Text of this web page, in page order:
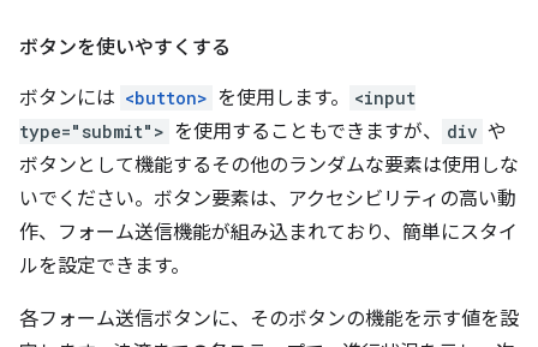
ボタンを使いやすくする
ボタンには <button> を使用します。
<input
type="submit"> を使用することもできますが、 div や
ボタンとして機能するその他のランダムな要素は使用しな
いでください。ボタン要素は、アクセシビリティの高い動
作、フォーム送信機能が組み込まれており、簡単にスタイ
ルを設定できます。
各フォーム送信ボタンに、そのボタンの機能を示す値を設